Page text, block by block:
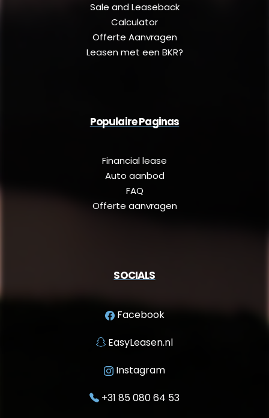
Sale and Leaseback
Calculator
Offerte Aanvragen
Leasen met een BKR?
Populaire Paginas
Financial lease
Auto aanbod
FAQ
Offerte aanvragen
SOCIALS
Facebook
EasyLeasen.nl
Instagram
+31 85 080 64 53